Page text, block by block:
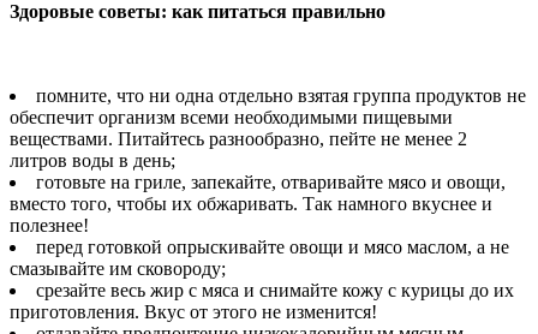
Здоровые советы: как питаться правильно
помните, что ни одна отдельно взятая группа продуктов не
обеспечит организм всеми необходимыми пищевыми
веществами. Питайтесь разнообразно, пейте не менее 2
литров воды в день;
готовьте на гриле, запекайте, отваривайте мясо и овощи,
вместо того, чтобы их обжаривать. Так намного вкуснее и
полезнее!
перед готовкой опрыскивайте овощи и мясо маслом, а не
смазывайте им сковороду;
срезайте весь жир с мяса и снимайте кожу с курицы до их
приготовления. Вкус от этого не изменится!